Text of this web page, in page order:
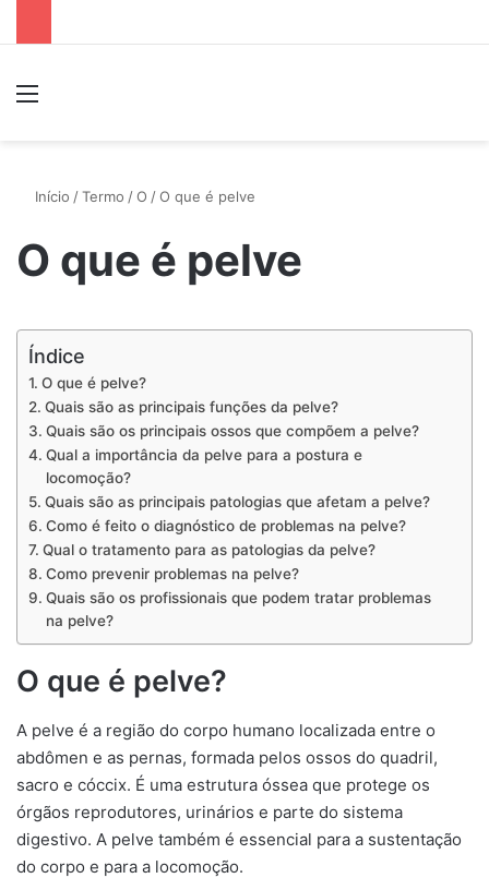
Início /Termo /O /O que é pelve
O que é pelve
Índice
O que é pelve?
Quais são as principais funções da pelve?
Quais são os principais ossos que compõem a pelve?
Qual a importância da pelve para a postura e
locomoção?
Quais são as principais patologias que afetam a pelve?
Como é feito o diagnóstico de problemas na pelve?
Qual o tratamento para as patologias da pelve?
Como prevenir problemas na pelve?
Quais são os profissionais que podem tratar problemas
na pelve?
O que é pelve?
A pelve é a região do corpo humano localizada entre o
abdômen e as pernas, formada pelos ossos do quadril,
sacro e cóccix. É uma estrutura óssea que protege os
órgãos reprodutores, urinários e parte do sistema
digestivo. A pelve também é essencial para a sustentação
do corpo e para a locomoção.